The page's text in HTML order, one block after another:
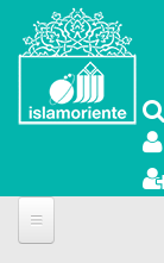
Direkt zum Inhalt